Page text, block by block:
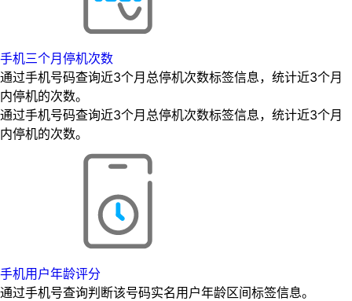
手机三个月停机次数
通过手机号码查询近3个月总停机次数标签信息，统计近3个月
内停机的次数。
通过手机号码查询近3个月总停机次数标签信息，统计近3个月
内停机的次数。
手机用户年龄评分
通过手机号查询判断该号码实名用户年龄区间标签信息。